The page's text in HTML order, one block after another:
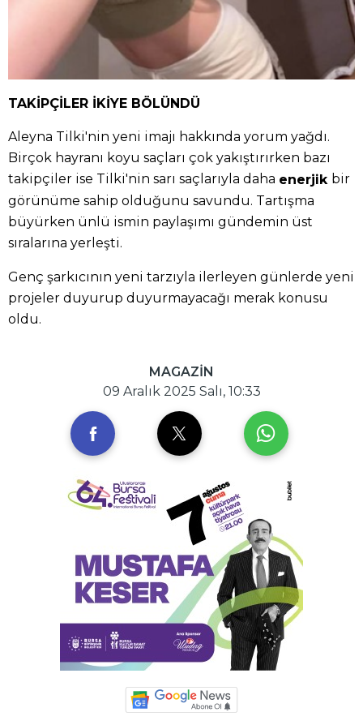
TAKİPÇİLER İKİYE BÖLÜNDÜ
Aleyna Tilki'nin yeni imajı hakkında yorum yağdı.
Birçok hayranı koyu saçları çok yakıştırırken bazı
takipçiler ise Tilki'nin sarı saçlarıyla daha enerjik bir
görünüme sahip olduğunu savundu. Tartışma
büyürken ünlü ismin paylaşımı gündemin üst
sıralarına yerleşti.
Genç şarkıcının yeni tarzıyla ilerleyen günlerde yeni
projeler duyurup duyurmayacağı merak konusu
oldu.
MAGAZİN
09 Aralık 2025 Salı, 10:33